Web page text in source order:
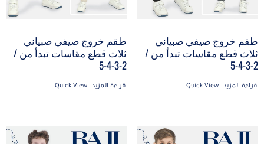
طقم خروج صيفي صبياني
ثلاث قطع مقاسات تبدأ من /
2-3-4-5
قراءة المزيد Quick View
طقم خروج صيفي صبياني
ثلاث قطع مقاسات تبدأ من /
2-3-4-5
قراءة المزيد Quick View